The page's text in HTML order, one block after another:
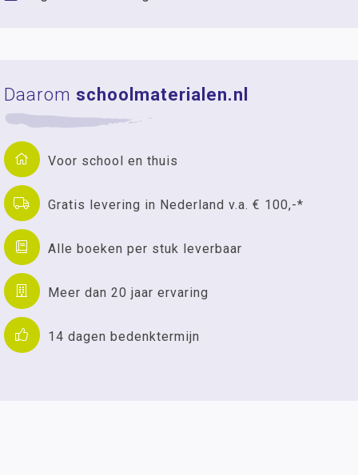
Daarom schoolmaterialen.nl
Voor school en thuis
Gratis levering in Nederland v.a. € 100,-*
Alle boeken per stuk leverbaar
Meer dan 20 jaar ervaring
14 dagen bedenktermijn